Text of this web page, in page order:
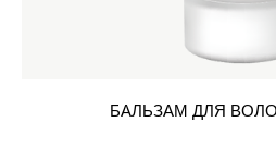
БАЛЬЗАМ ДЛЯ